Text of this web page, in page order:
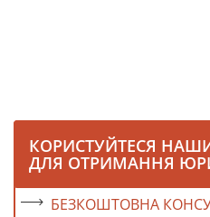
КОРИСТУЙТЕСЯ
ДЛЯ ОТРИМАННЯ
БЕЗКОШТОВНА